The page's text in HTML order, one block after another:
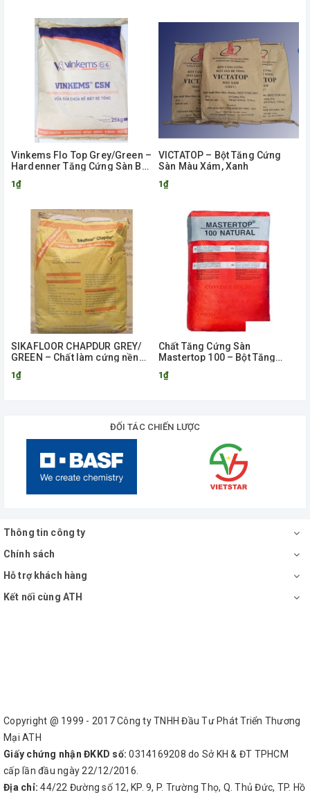
Vinkems Flo Top Grey/Green –
Hardenner Tăng Cứng Sàn Bê
1₫
VICTATOP – Bột Tăng Cứng
Sàn Màu Xám, Xanh
1₫
SIKAFLOOR CHAPDUR GREY/
GREEN – Chất làm cứng nền
1₫
Chất Tăng Cứng Sàn
Mastertop 100 – Bột Tăng
1₫
ĐỐI TÁC CHIẾN LƯỢC
Thông tin công ty
Chính sách
Hỗ trợ khách hàng
Kết nối cùng ATH
Copyright @ 1999 - 2017 Công ty TNHH Đầu Tư Phát Triển Thương
Mại ATH
Giấy chứng nhận ĐKKD số: 0314169208 do Sở KH & ĐT TPHCM
cấp lần đầu ngày 22/12/2016.
Địa chỉ: 44/22 Đường số 12, KP. 9, P. Trường Thọ, Q. Thủ Đức, TP. Hồ